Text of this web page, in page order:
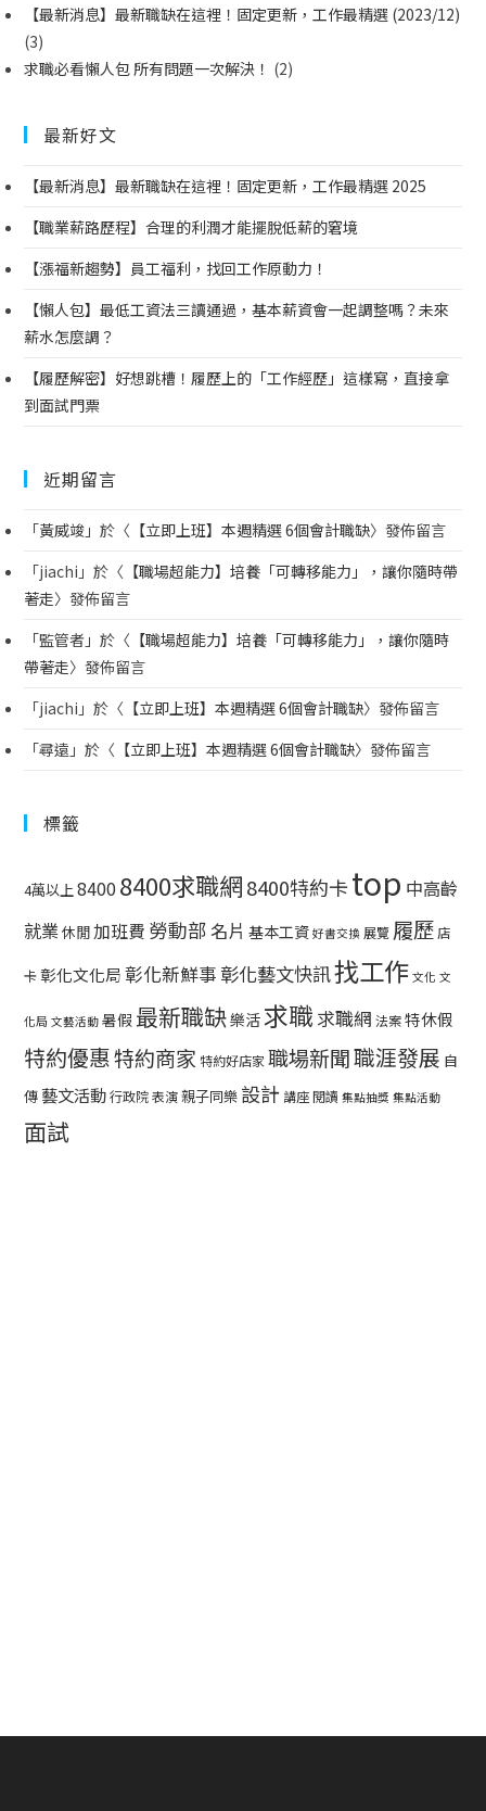
【最新消息】最新職缺在這裡！固定更新，工作最精選 (2023/12)
(3)
求職必看懶人包 所有問題一次解決！ (2)
最新好文
【最新消息】最新職缺在這裡！固定更新，工作最精選 2025
【職業薪路歷程】合理的利潤才能擺脫低薪的窘境
【漲福新趨勢】員工福利，找回工作原動力！
【懶人包】最低工資法三讀通過，基本薪資會一起調整嗎？未來
薪水怎麼調？
【履歷解密】好想跳槽！履歷上的「工作經歷」這樣寫，直接拿
到面試門票
近期留言
「黃威竣 」於〈 【立即上班】本週精選 6個會計職缺〉發佈留言
「jiachi 」於〈 【職場超能力】培養「可轉移能力」，讓你隨時帶
著走〉發佈留言
「監管者 」於〈 【職場超能力】培養「可轉移能力」，讓你隨時
帶著走〉發佈留言
「jiachi 」於〈 【立即上班】本週精選 6個會計職缺〉發佈留言
「尋遠 」於〈 【立即上班】本週精選 6個會計職缺〉發佈留言
標籤
4萬以上8400 8400求職網8400特約卡top 中高齡
就業休閒加班費 勞動部 名片 基本工資 好書交換 展覽 履歷店
卡彰化文化局 彰化新鮮事 彰化藝文快訊找工作 文化 文
化局 文藝活動 暑假 最新職缺樂活求職 求職網 法案特休假
特約優惠特約商家 特約好店家職場新聞職涯發展 自
傳 藝文活動行政院表演親子同樂 設計 講座閱讀 集點抽獎 集點活動
面試